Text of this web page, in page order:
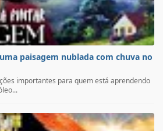
paisagem nublada com chuva no
importantes para quem está aprendendo